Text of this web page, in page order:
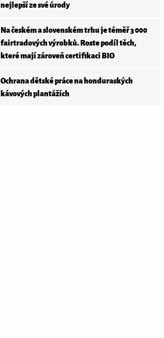
nejlepší ze své úrody
Na českém a slovenském trhu je téměř 3 000
fairtradových výrobků. Roste podíl těch,
které mají zároveň certifikaci BIO
Ochrana dětské práce na honduraských
kávových plantážích